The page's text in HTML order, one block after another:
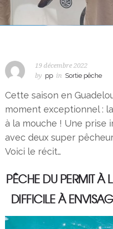
19 décembre 2022
by pp in Sortie pêche
Cette saison en
moment exceptionnel :
à la mouche ! Une prise
avec deux super
Voici le récit…
PÊCHE DU PERMIT À
DIFFICILE À